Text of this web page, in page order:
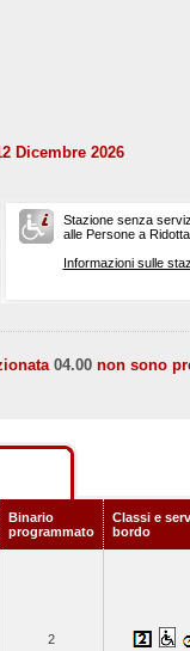
Dicembre 2026
Stazione senza
alle Persone a
Informazioni sulle
04.00 non sono
Binario
programmato
Classi e
bordo
2